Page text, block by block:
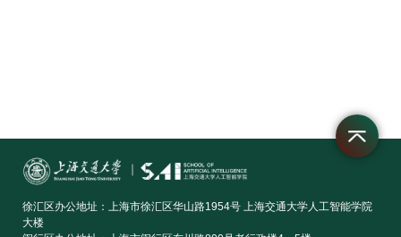
徐汇区办公地址：上海市徐汇区华山路1954号 上海交通大学人工智能学院
大楼